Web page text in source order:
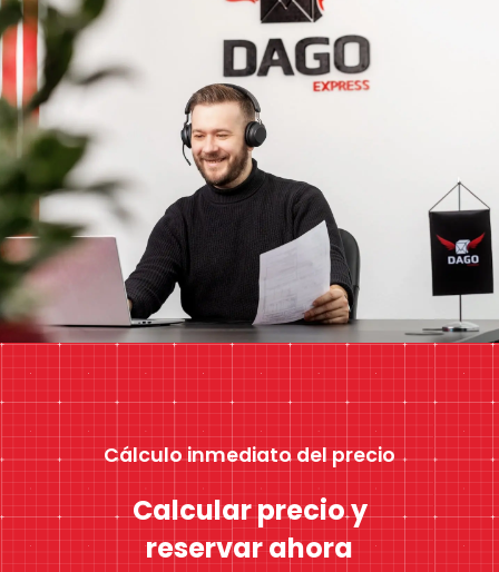
Cálculo inmediato del precio
Calcular precio y
reservar ahora